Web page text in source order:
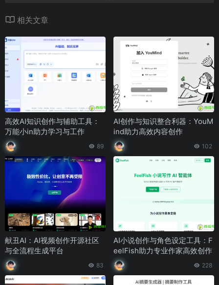
相关文章
高效AI知识创作与辅助工具：
万能小in助力学习与工作
89
AI创作与知识整合利器：YouM
ind助力高效内容创作
102
献丑AI：AI视频创作开源社区
与全流程生成平台
83
AI小说创作与角色设定工具：F
eelFish助力专业作家高效创作
228